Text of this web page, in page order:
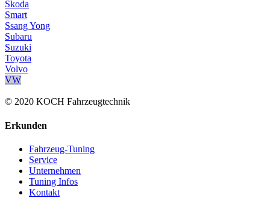
Skoda
Smart
Ssang Yong
Subaru
Suzuki
Toyota
Volvo
VW
© 2020 KOCH Fahrzeugtechnik
Erkunden
Fahrzeug-Tuning
Service
Unternehmen
Tuning Infos
Kontakt